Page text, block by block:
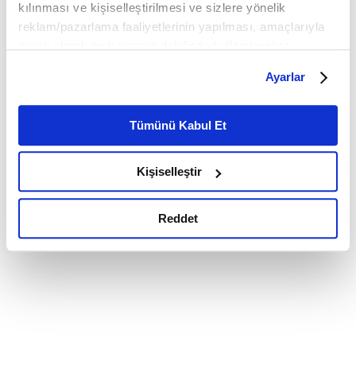
kılınması ve kişiselleştirilmesi ve sizlere yönelik
reklam/pazarlama faaliyetlerinin yapılması, amaçlarıyla
belirleyebilirsiniz. Çerezlere ilişkin detaylı bilgi için
Ayarlar butonuna tıklayabilir,Çerez Bilgilendirme
Metnimizi ziyaret edebilirsiniz.
6698 sayılı Kişisel Verilerin Korunması Kanunu uyarınca
okumak ve sitemizi ziyaretiniz kapsamında
gerçekleştirilen veri işleme faaliyetleri ile ilgili daha
detaylı bilgi almak için lütfentıklayınız.
Ayarlar
Tümünü Kabul Et
Kişiselleştir
Reddet